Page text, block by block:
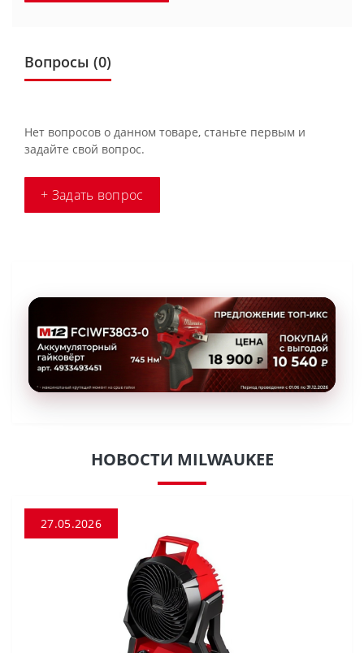
Вопросы (0)
Нет вопросов о данном товаре, станьте первым и
задайте свой вопрос.
+ Задать вопрос
НОВОСТИ MILWAUKEE
27.05.2026